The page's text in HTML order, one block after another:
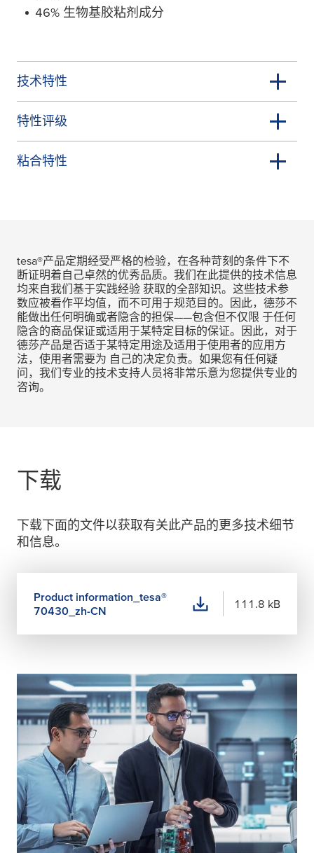
46% 生物基胶粘剂成分
技术特性
特性评级
粘合特性
tesa®产品定期经受严格的检验，在各种苛刻的条件下不
断证明着自己卓然的优秀品质。我们在此提供的技术信息
均来自我们基于实践经验 获取的全部知识。这些技术参
数应被看作平均值，而不可用于规范目的。因此，德莎不
能做出任何明确或者隐含的担保——包含但不仅限 于任何
隐含的商品保证或适用于某特定目标的保证。因此，对于
德莎产品是否适于某特定用途及适用于使用者的应用方
法，使用者需要为 自己的决定负责。如果您有任何疑
问，我们专业的技术支持人员将非常乐意为您提供专业的
咨询。
下载
下载下面的文件以获取有关此产品的更多技术细节
和信息。
Product information_ tesa®
70430_zh-CN
111.8 kB